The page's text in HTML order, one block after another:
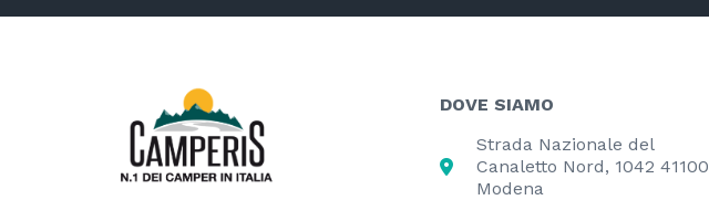
DOVE SIAMO
Strada Nazionale del
Canaletto Nord, 1042 41100
Modena